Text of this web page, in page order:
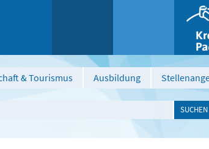
& Tourismus Ausbildung